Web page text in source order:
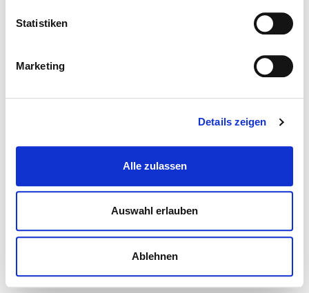
Statistiken
Marketing
Details zeigen
Alle zulassen
Auswahl erlauben
Ablehnen